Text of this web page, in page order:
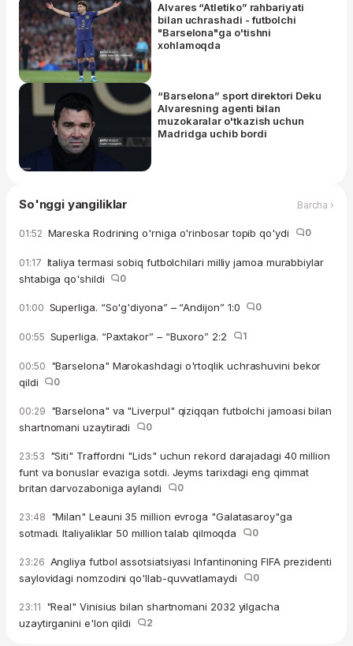
Alvares “Atletiko” rahbariyati
bilan uchrashadi - futbolchi
"Barselona"ga o'tishni
xohlamoqda
“Barselona” sport direktori Deku
Alvaresning agenti bilan
muzokaralar o'tkazish uchun
Madridga uchib bordi
So'nggi yangiliklar Barcha ›
01:52 Mareska Rodrining o'rniga o'rinbosar topib qo'ydi 0
01:17 Italiya termasi sobiq futbolchilari milliy jamoa murabbiylar
shtabiga qo'shildi
0
01:00 Superliga. “So'g'diyona” – “Andijon” 1:0 0
00:55 Superliga. “Paxtakor” – “Buxoro” 2:2 1
00:50 "Barselona" Marokashdagi o'rtoqlik uchrashuvini bekor
qildi
0
00:29 "Barselona" va "Liverpul" qiziqqan futbolchi jamoasi bilan
shartnomani uzaytiradi
0
23:53 "Siti" Traffordni "Lids" uchun rekord darajadagi 40 million
funt va bonuslar evaziga sotdi. Jeyms tarixdagi eng qimmat
britan darvozaboniga aylandi
0
23:48 "Milan" Leauni 35 million evroga "Galatasaroy"ga
sotmadi. Italiyaliklar 50 million talab qilmoqda
0
23:26 Angliya futbol assotsiatsiyasi Infantinoning FIFA prezidenti
saylovidagi nomzodini qo'llab-quvvatlamaydi
0
23:11 "Real" Vinisius bilan shartnomani 2032 yilgacha
uzaytirganini e'lon qildi
2